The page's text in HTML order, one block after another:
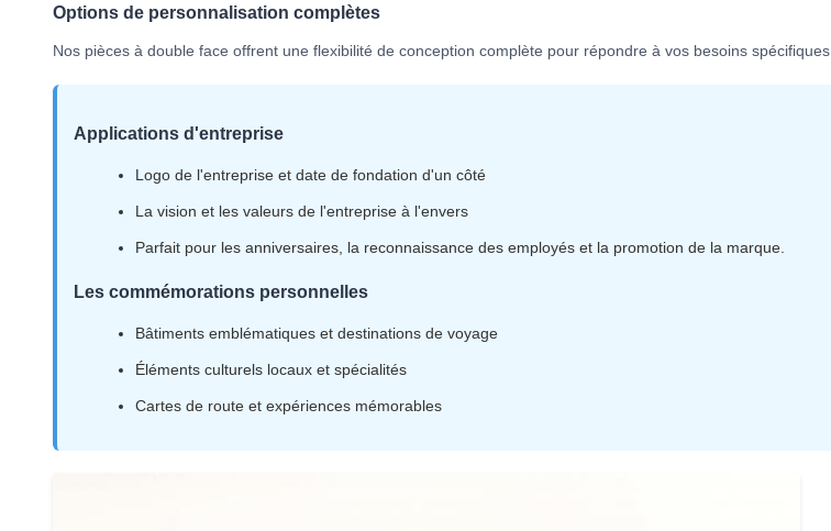
Options de personnalisation complètes
Nos pièces à double face offrent une flexibilité de conception complète pour répondre à vos besoins spécifiques.
Applications d'entreprise
Logo de l'entreprise et date de fondation d'un côté
La vision et les valeurs de l'entreprise à l'envers
Parfait pour les anniversaires, la reconnaissance des employés et la promotion de la marque.
Les commémorations personnelles
Bâtiments emblématiques et destinations de voyage
Éléments culturels locaux et spécialités
Cartes de route et expériences mémorables